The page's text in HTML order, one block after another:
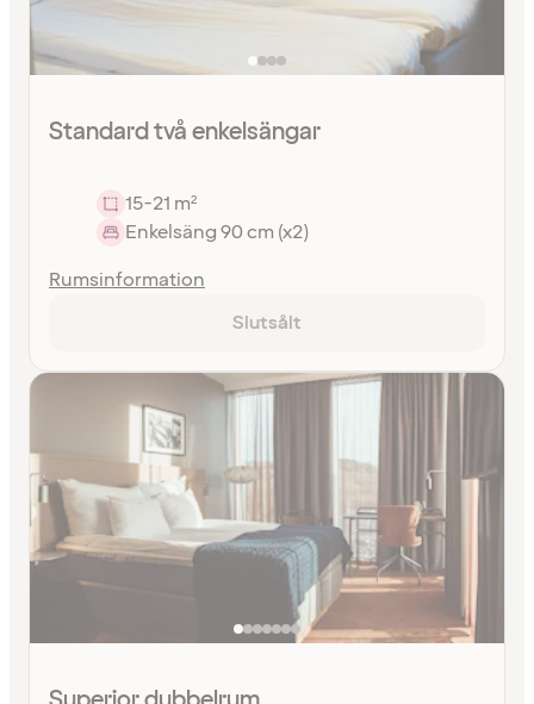
Standard två enkelsängar
15-21 m²
Enkelsäng 90 cm (x2)
Rumsinformation
Slutsålt